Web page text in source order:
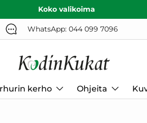
Koko valikoima
WhatsApp: 044 099 7096
kerho Ohjeita